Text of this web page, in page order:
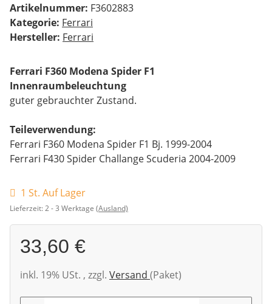
Artikelnummer: F3602883
Kategorie: Ferrari
Hersteller: Ferrari
Ferrari F360 Modena Spider F1
Innenraumbeleuchtung
guter gebrauchter Zustand.
Teileverwendung:
Ferrari F360 Modena Spider F1 Bj. 1999-2004
Ferrari F430 Spider Challange Scuderia 2004-2009
1 St. Auf Lager
Lieferzeit:2 - 3 Werktage (Ausland)
33,60 €
inkl. 19% USt. , zzgl. Versand (Paket)